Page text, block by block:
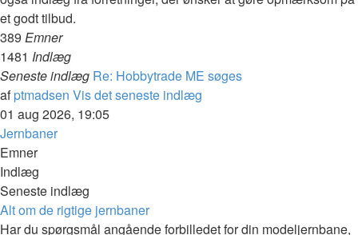
et godt tilbud.
389 Emner
1481 Indlæg
Seneste indlæg Re: Hobbytrade ME søges
afptmadsen Vis det seneste indlæg
01 aug 2026, 19:05
Jernbaner
Emner
Indlæg
Seneste indlæg
Alt om de rigtige jernbaner
Har du spørgsmål angående forbilledet for din modeljernbane,